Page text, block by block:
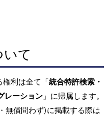
て
権利は全て「統合特許検索・
レーション 」に帰属します。
無償問わず)に掲載する際は